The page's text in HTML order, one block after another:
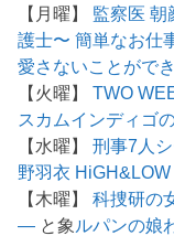
【月曜】 監察医 朝
護士〜 簡単なお仕
愛さないことがで
【火曜】TWO
スカムインディゴ
【水曜】刑事7人
野羽衣
【木曜】科捜研の
― と象 ルパンの娘